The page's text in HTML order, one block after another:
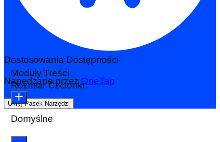
Dostosowania Dostępności
Napędzane przez OneTap
Ukryj Pasek Narzędzi
Moduły Treści
Rozmiar Czcionki
Domyślne